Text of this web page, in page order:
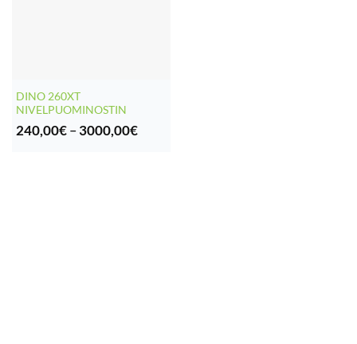
DINO 260XT
NIVELPUOMINOSTIN
240,00€ – 3000,00€Hintaluokka: